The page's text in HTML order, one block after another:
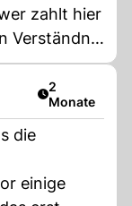
zahlt hier
Verständnis
so wie sie
NEIN
nicht
Artikel
2
Monate
die
einige